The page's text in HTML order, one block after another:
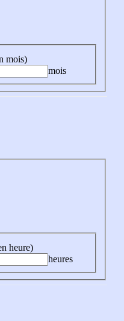
mois)
mois
heure)
heures